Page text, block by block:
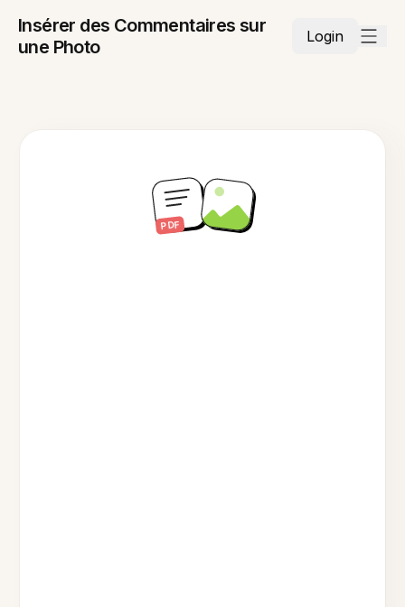
Insérer des Commentaires sur
une Photo
Login